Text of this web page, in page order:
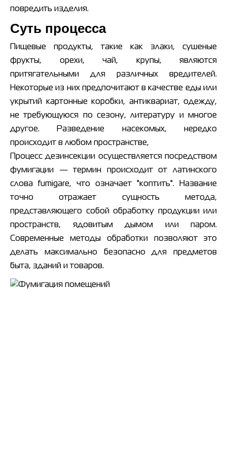
повредить изделия.
Суть процесса
Пищевые продукты, такие как злаки, сушеные
фрукты, орехи, чай, крупы, являются
притягательными для различных вредителей.
Некоторые из них предпочитают в качестве еды или
укрытий картонные коробки, антиквариат, одежду,
не требующуюся по сезону, литературу и многое
другое. Разведение насекомых, нередко
происходит в любом пространстве,
Процесс дезинсекции осуществляется посредством
фумигации — термин происходит от латинского
слова fumigare, что означает "коптить". Название
точно отражает сущность метода,
представляющего собой обработку продукции или
пространств, ядовитым дымом или паром.
Современные методы обработки позволяют это
делать максимально безопасно для предметов
быта, зданий и товаров.